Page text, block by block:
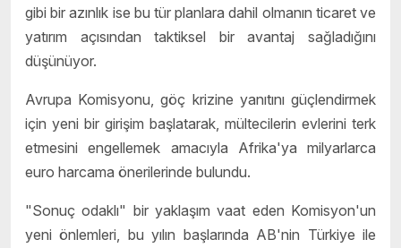
gibi bir azınlık ise bu tür planlara dahil olmanın ticaret ve
yatırım açısından taktiksel bir avantaj sağladığını
düşünüyor.
Avrupa Komisyonu, göç krizine yanıtını güçlendirmek
için yeni bir girişim başlatarak, mültecilerin evlerini terk
etmesini engellemek amacıyla Afrika'ya milyarlarca
euro harcama önerilerinde bulundu.
"Sonuç odaklı" bir yaklaşım vaat eden Komisyon'un
yeni önlemleri, bu yılın başlarında AB'nin Türkiye ile